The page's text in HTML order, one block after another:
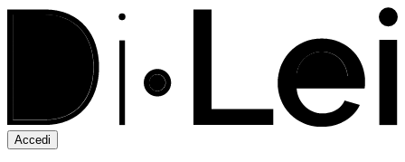
Accedi